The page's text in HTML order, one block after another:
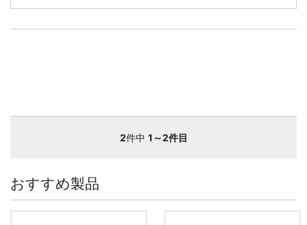
2件中 1～2件目
おすすめ製品